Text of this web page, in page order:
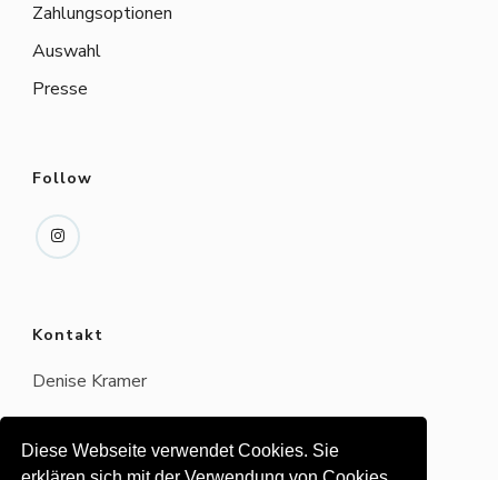
Diese Webseite verwendet Cookies. Sie
Zahlungsoptionen
Auswahl
Presse
Follow
Kontakt
Denise Kramer